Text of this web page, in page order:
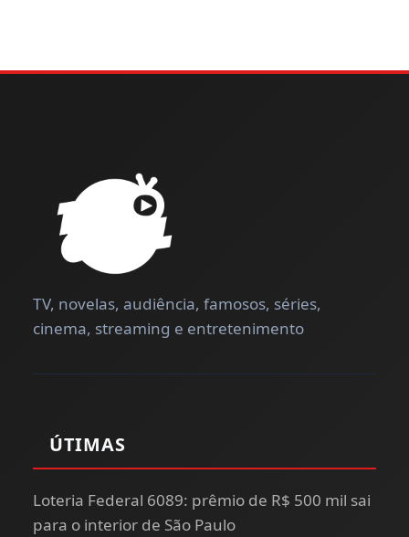
TV, novelas, audiência, famosos, séries,
cinema, streaming e entretenimento
ÚTIMAS
Loteria Federal 6089: prêmio de R$ 500 mil sai
para o interior de São Paulo